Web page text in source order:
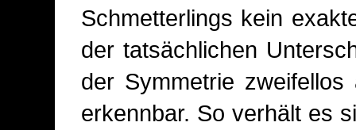
Schmetterlings kein
der tatsächlichen
der Symmetrie
erkennbar. So verhält es